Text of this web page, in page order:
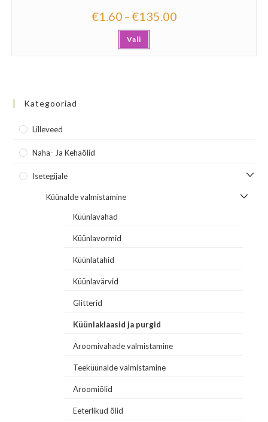
€1.60 –€135.00
Vali
Kategooriad
Lilleveed
Naha- Ja Kehaõlid
Isetegijale
Küünalde valmistamine
Küünlavahad
Küünlavormid
Küünlatahid
Küünlavärvid
Glitterid
Küünlaklaasid ja purgid
Aroomivahade valmistamine
Teeküünalde valmistamine
Aroomiõlid
Eeterlikud õlid